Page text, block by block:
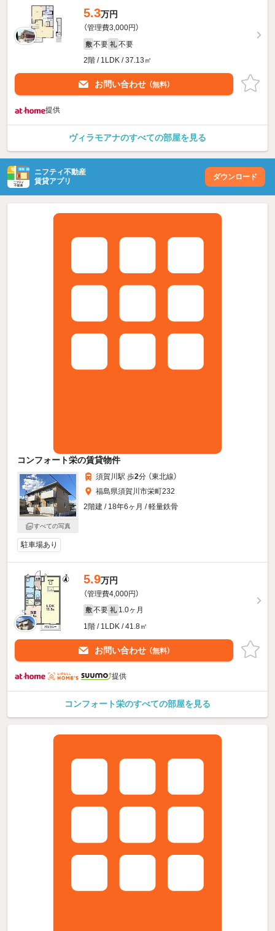
5.3万円
（管理費3,000円）
敷 不要 礼 不要
2階 / 1LDK / 37.13㎡
お問い合わせ （無料）
提供
ヴィラモアナのすべての部屋を見る
ニフティ不動産
賃貸アプリ
ダウンロード
コンフォート栄の賃貸物件
すべての写真
須賀川駅 歩2分 （東北線）
福島県須賀川市栄町232
2階建 / 18年6ヶ月 / 軽量鉄骨
駐車場あり
5.9万円
（管理費4,000円）
敷 不要 礼 1.0ヶ月
1階 / 1LDK / 41.8㎡
お問い合わせ （無料）
提供
コンフォート栄のすべての部屋を見る